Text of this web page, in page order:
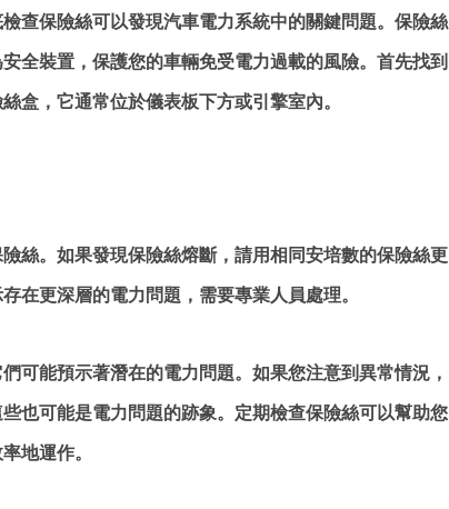
查保險絲可以發現汽車電力系統中的關鍵問題。保險絲
全裝置，保護您的車輛免受電力過載的風險。首先找到
盒，它通常位於儀表板下方或引擎室內。
絲。如果發現保險絲熔斷，請用相同安培數的保險絲更
在更深層的電力問題，需要專業人員處理。
可能預示著潛在的電力問題。如果您注意到異常情況，
也可能是電力問題的跡象。定期檢查保險絲可以幫助您
地運作。